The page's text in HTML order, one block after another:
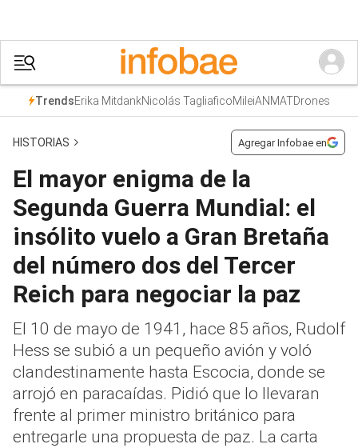
TrendsErika MitdankNicolás TagliaficoMileiANMATDrones
HISTORIAS Agregar Infobae en
El mayor enigma de la
Segunda Guerra Mundial: el
insólito vuelo a Gran Bretaña
del número dos del Tercer
Reich para negociar la paz
El 10 de mayo de 1941, hace 85 años, Rudolf
Hess se subió a un pequeño avión y voló
clandestinamente hasta Escocia, donde se
arrojó en paracaídas. Pidió que lo llevaran
frente al primer ministro británico para
entregarle una propuesta de paz. La carta